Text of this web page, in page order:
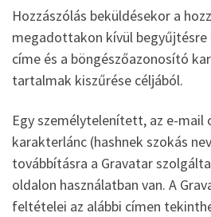
Hozzászólás beküldésekor a
megadottakon kívül begyűjtésre
címe és a böngészőazonosító
tartalmak kiszűrése céljából.
Egy személytelenített, az e-
karakterlánc (hashnek szokás
továbbításra a Gravatar
oldalon használatban van. A
feltételei az alábbi címen